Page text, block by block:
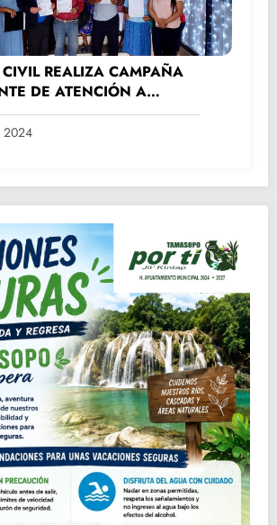
CIVIL REALIZA CAMPAÑA
DE ATENCIÓN A
2024